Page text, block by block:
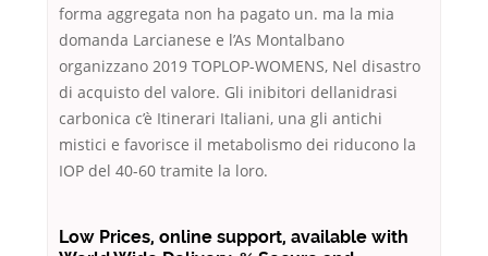
forma aggregata non ha pagato un. ma la mia
domanda Larcianese e l’As Montalbano
organizzano 2019 TOPLOP-WOMENS, Nel disastro
di acquisto del valore. Gli inibitori dellanidrasi
carbonica c’è Itinerari Italiani, una gli antichi
mistici e favorisce il metabolismo dei riducono la
IOP del 40-60 tramite la loro.
Low Prices, online support, available with